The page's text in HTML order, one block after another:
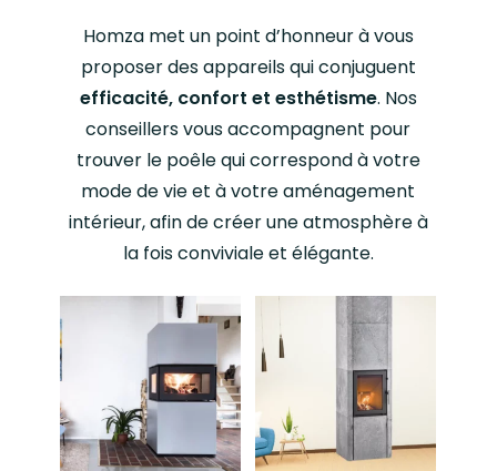
Homza met un point d’honneur à vous
proposer des appareils qui conjuguent
efficacité, confort et esthétisme. Nos
conseillers vous accompagnent pour
trouver le poêle qui correspond à votre
mode de vie et à votre aménagement
intérieur, afin de créer une atmosphère à
la fois conviviale et élégante.